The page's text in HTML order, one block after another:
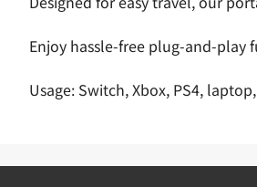
Enjoy hassle-free plug-and-
Usage: Switch, Xbox, PS4,